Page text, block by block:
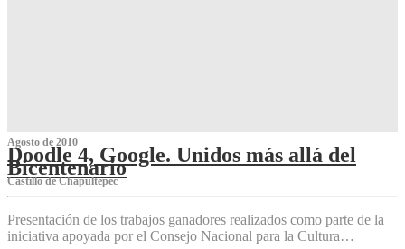
Agosto de 2010
Doodle 4, Google. Unidos más allá del
Bicentenario
Castillo de Chapultepec
Presentación de los trabajos ganadores realizados como parte de la
iniciativa apoyada por el Consejo Nacional para la Cultura…